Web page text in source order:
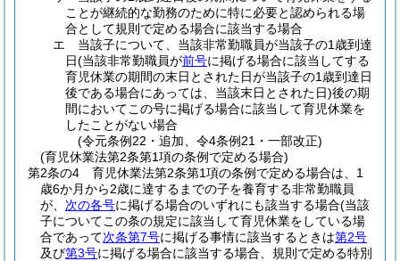
ことが継続的な勤務のために特に必要と認められる場
合として規則で定める場合に該当する場合
エ
当該子について、当該非常勤職員が当該子の1歳到達
日(当該非常勤職員が前号に掲げる場合に該当してする
育児休業の期間の末日とされた日が当該子の1歳到達日
後である場合にあっては、当該末日とされた日)後の期
間においてこの号に掲げる場合に該当して育児休業を
したことがない場合
(令元条例22・追加、令4条例21・一部改正)
(育児休業法第2条第1項の条例で定める場合)
第2条の4
育児休業法第2条第1項の条例で定める場合は、1
歳6か月から2歳に達するまでの子を養育する非常勤職員
が、 次の各号に掲げる場合のいずれにも該当する場合(当該
子についてこの条の規定に該当して育児休業をしている場
合であって次条第7号に掲げる事情に該当するときは第2号
及び第3号に掲げる場合に該当する場合、規則で定める特別